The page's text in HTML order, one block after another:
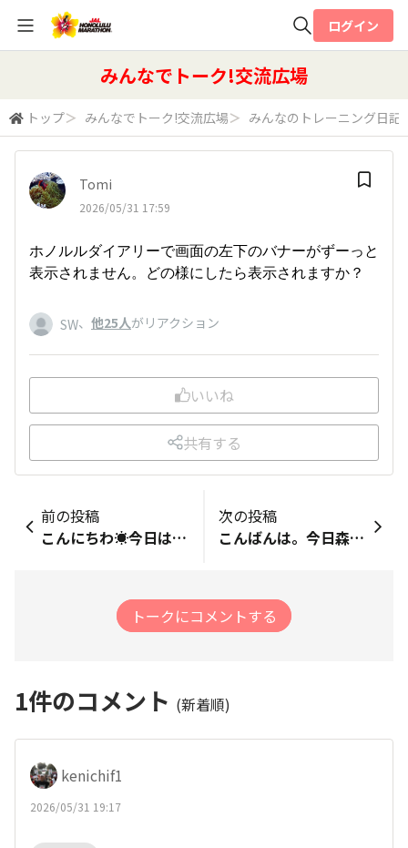
検索
ログイン
みんなでトーク!交流広場
トップ＞ みんなでトーク!交流広場＞ みんなのトレーニング日記
Tomi
2026/05/31 17:59
ホノルルダイアリーで画面の左下のバナーがずーっと
表示されません。どの様にしたら表示されますか？
SW、 他25人がリアクション
いいね
共有する
前の投稿
こんにちわ☀️今日は都内の公園で開かれた練習会に初めて参加させてもらいました。リアルなホノルルマラソンを知る講師、コーチの話を聞けてとても有意義な時間でした。（故障してリタイアしてしまう方の3/4は日本からの参加者だとは…やっぱりホノルルならではの事前の対策は大切なんですね💦）周回コースをキロ8:30〜9分程の軽いジョグでしたが、これからの夏のトレーニングの参考にしていきます！笑顔でゴールすることを目標に！！
次の投稿
こんばんは。今日森永製菓INプリゼントの味スタでのリレーカーニバルにソロで参加させていただきました。ソロとは都合によりチームが組めなかった人たちがRUNNET、JPHS、オンラインRUN?の力を借りて、にわかチームを組んでもらい、リレーに参加するというものです。私が入ったのは、JPHSのメンバーによるチームで、9名とリーダー1名の構成でした。ラン歴はさまざまでした、3時間の間に全体で36周X1kmという結果でしたが、結構楽しかったです。
トークにコメントする
1件のコメント (新着順)
kenichif1
2026/05/31 19:17